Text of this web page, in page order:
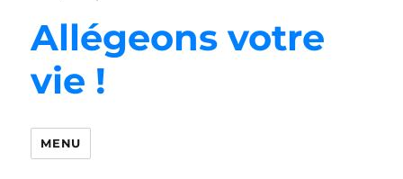
Allégeons votre
vie !
MENU